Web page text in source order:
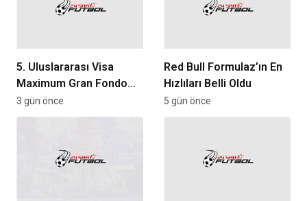
5. Uluslararası Visa
Maximum Gran Fondo
Başkent İçin Ankara’da
Koordinasyon Toplantısı
3 gün önce
Red Bull Formulaz’ın En
Hızlıları Belli Oldu
5 gün önce